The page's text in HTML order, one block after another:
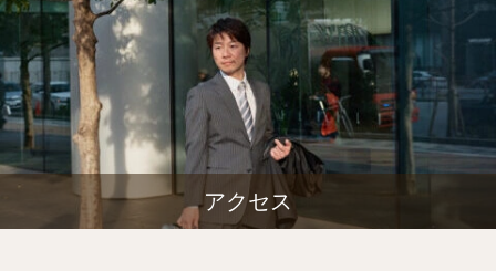
アクセス